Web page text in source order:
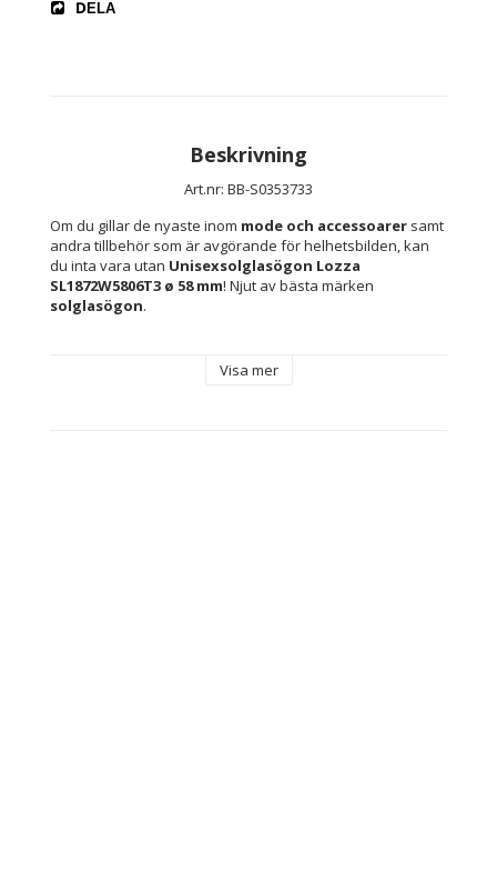
DELA
Beskrivning
Art.nr: BB-S0353733
Om du gillar de nyaste inom mode och accessoarer samt
andra tillbehör som är avgörande för helhetsbilden, kan
du inta vara utan Unisexsolglasögon Lozza
SL1872W5806T3 ø 58 mm
solglasögon.
Linsmaterial: Polykarbonater
Visa mer